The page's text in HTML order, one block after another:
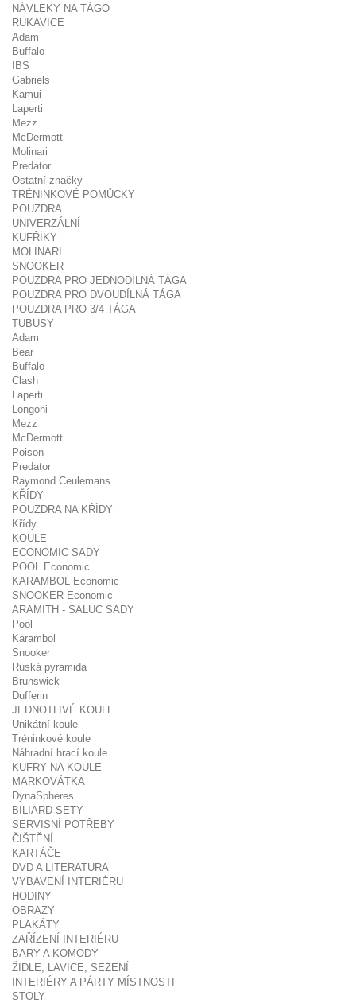
NÁVLEKY NA TÁGO
RUKAVICE
Adam
Buffalo
IBS
Gabriels
Kamui
Laperti
Mezz
McDermott
Molinari
Predator
Ostatní značky
TRÉNINKOVÉ POMŮCKY
POUZDRA
UNIVERZÁLNÍ
KUFŘÍKY
MOLINARI
SNOOKER
POUZDRA PRO JEDNODÍLNÁ TÁGA
POUZDRA PRO DVOUDÍLNÁ TÁGA
POUZDRA PRO 3/4 TÁGA
TUBUSY
Adam
Bear
Buffalo
Clash
Laperti
Longoni
Mezz
McDermott
Poison
Predator
Raymond Ceulemans
KŘÍDY
POUZDRA NA KŘÍDY
Křídy
KOULE
ECONOMIC SADY
POOL Economic
KARAMBOL Economic
SNOOKER Economic
ARAMITH - SALUC SADY
Pool
Karambol
Snooker
Ruská pyramida
Brunswick
Dufferin
JEDNOTLIVÉ KOULE
Unikátní koule
Tréninkové koule
Náhradní hrací koule
KUFRY NA KOULE
MARKOVÁTKA
DynaSpheres
BILIARD SETY
SERVISNÍ POTŘEBY
ČIŠTĚNÍ
KARTÁČE
DVD A LITERATURA
VYBAVENÍ INTERIÉRU
HODINY
OBRAZY
PLAKÁTY
ZAŘÍZENÍ INTERIÉRU
BARY A KOMODY
ŽIDLE, LAVICE, SEZENÍ
INTERIÉRY A PÁRTY MÍSTNOSTI
STOLY